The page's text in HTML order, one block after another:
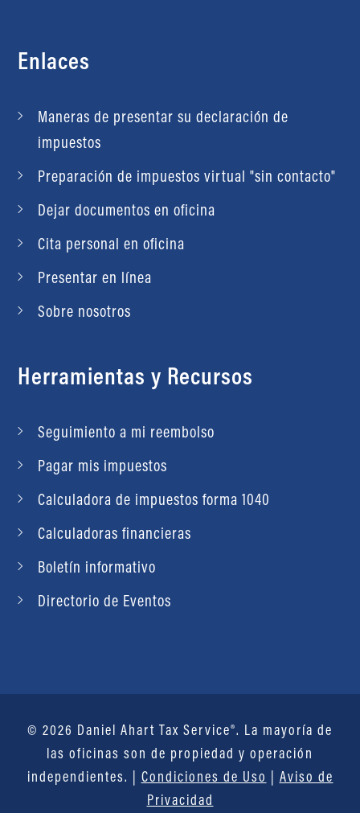
Enlaces
Maneras de presentar su declaración de
impuestos
Preparación de impuestos virtual "sin contacto"
Dejar documentos en oficina
Cita personal en oficina
Presentar en línea
Sobre nosotros
Herramientas y Recursos
Seguimiento a mi reembolso
Pagar mis impuestos
Calculadora de impuestos forma 1040
Calculadoras financieras
Boletín informativo
Directorio de Eventos
© 2026 Daniel Ahart Tax Service®. La mayoría de
las oficinas son de propiedad y operación
independientes. | Condiciones de Uso | Aviso de
Privacidad